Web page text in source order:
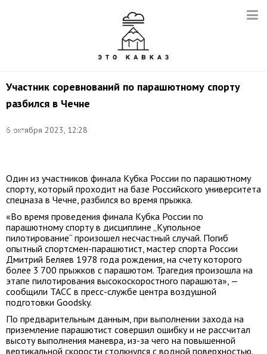
Участник соревнований по парашютному спорту
разбился в Чечне
6 октября 2023, 12:28
Елена
Один из участников финала Кубка России по парашютному
спорту, который проходит на базе Российского университета
спецназа в Чечне, разбился во время прыжка.
«Во время проведения финала Кубка России по
парашютному спорту в дисциплине „Купольное
пилотирование“ произошел несчастный случай. Погиб
опытный спортсмен-парашютист, мастер спорта России
Дмитрий Беляев 1978 года рождения, на счету которого
более 3 700 прыжков с парашютом. Трагедия произошла на
этапе пилотирования высокоскоростного парашюта», —
сообщили ТАСС в пресс-службе центра воздушной
подготовки Goodsky.
По предварительным данным, при выполнении захода на
приземление парашютист совершил ошибку и не рассчитал
высоту выполнения маневра, из-за чего на повышенной
вертикальной скорости столкнулся с водной поверхностью.